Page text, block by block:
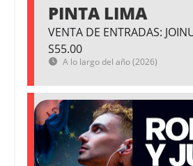
PINTA LIMA
VENTA DE ENTRADAS:
S55.00
A lo largo del año (2026)